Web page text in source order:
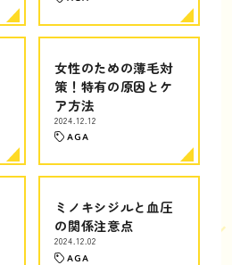
女性のための薄毛対
策！特有の原因とケ
ア方法
2024.12.12
AGA
ミノキシジルと血圧
の関係注意点
2024.12.02
AGA